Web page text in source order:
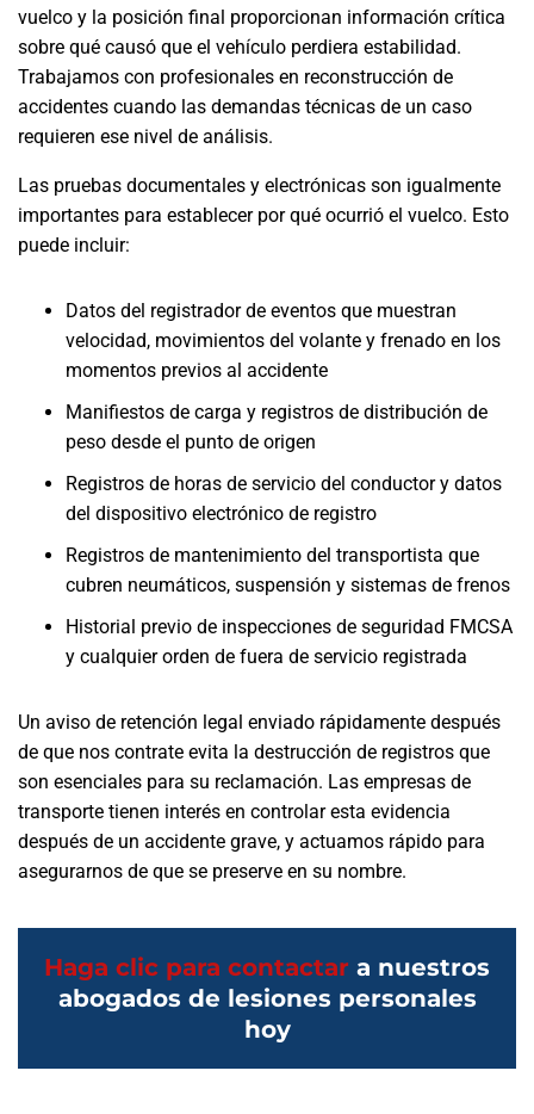
vuelco y la posición final proporcionan información crítica
sobre qué causó que el vehículo perdiera estabilidad.
Trabajamos con profesionales en reconstrucción de
accidentes cuando las demandas técnicas de un caso
requieren ese nivel de análisis.
Las pruebas documentales y electrónicas son igualmente
importantes para establecer por qué ocurrió el vuelco. Esto
puede incluir:
Datos del registrador de eventos que muestran
velocidad, movimientos del volante y frenado en los
momentos previos al accidente
Manifiestos de carga y registros de distribución de
peso desde el punto de origen
Registros de horas de servicio del conductor y datos
del dispositivo electrónico de registro
Registros de mantenimiento del transportista que
cubren neumáticos, suspensión y sistemas de frenos
Historial previo de inspecciones de seguridad FMCSA
y cualquier orden de fuera de servicio registrada
Un aviso de retención legal enviado rápidamente después
de que nos contrate evita la destrucción de registros que
son esenciales para su reclamación. Las empresas de
transporte tienen interés en controlar esta evidencia
después de un accidente grave, y actuamos rápido para
asegurarnos de que se preserve en su nombre.
Haga clic para contactar a nuestros
abogados de lesiones personales
hoy